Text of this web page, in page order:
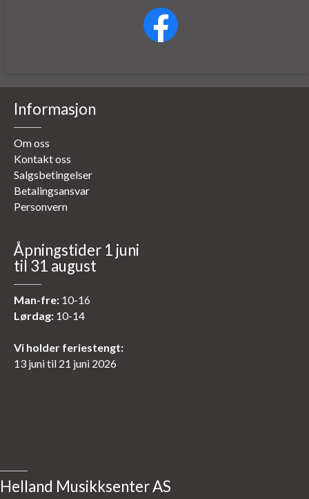
Informasjon
Om oss
Kontakt oss
Salgsbetingelser
Betalingsansvar
Personvern
Åpningstider 1 juni
til 31 august
Man-fre: 10-16
Lørdag: 10-14
Vi holder feriestengt:
13 juni til 21 juni 2026
Helland Musikksenter AS